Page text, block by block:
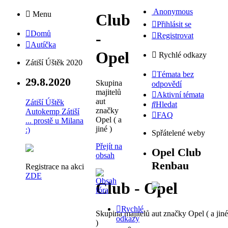
Menu
Domů
Autíčka
Zátiší Úštěk 2020
29.8.2020
Zátiší Úštěk
Autokemp Zátiší
... prostě u Milana
:)
Registrace na akci
ZDE
Club
-
Opel
Skupina
majitelů
aut
značky
Opel ( a
jiné )
Přejít na
obsah
Club - Opel
Skupina majitelů aut značky Opel ( a jiné
)
Rychlé
odkazy
Anonymous
Přihlásit se
Registrovat
Rychlé odkazy
Témata bez
odpovědí
Aktivní témata
Hledat
FAQ
Spřátelené weby
Opel Club
Renbau